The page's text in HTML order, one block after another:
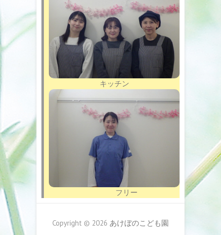
キッチン
フリー
Copyright © 2026 あけぼのこども園